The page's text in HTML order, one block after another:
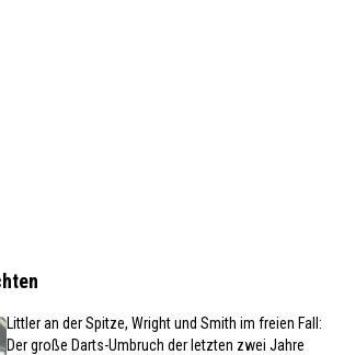
Littler an der Spitze, Wright und Smith im freien Fall:
Der große Darts-Umbruch der letzten zwei Jahre